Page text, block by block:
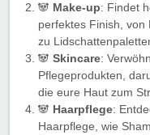
🐼 Make-up: Findet
perfektes Finish, von
zu
🐼 Skincare:
Pflegeprodukten,
die eure Haut zum
🐼 Haarpflege:
Haarpflege, wie